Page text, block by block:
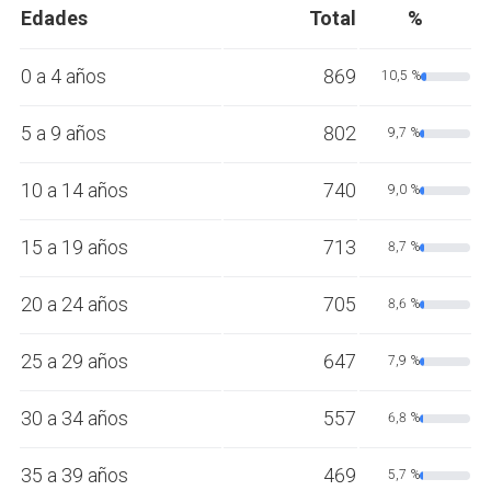
Edades Total %
0 a 4 años 869 10,5 %
5 a 9 años 802 9,7 %
10 a 14 años 740 9,0 %
15 a 19 años 713 8,7 %
20 a 24 años 705 8,6 %
25 a 29 años 647 7,9 %
30 a 34 años 557 6,8 %
35 a 39 años 469 5,7 %